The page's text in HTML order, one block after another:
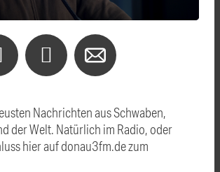
Nachrichten aus Schwaben,
der Welt. Natürlich im Radio, oder
hier auf donau3fm.de zum